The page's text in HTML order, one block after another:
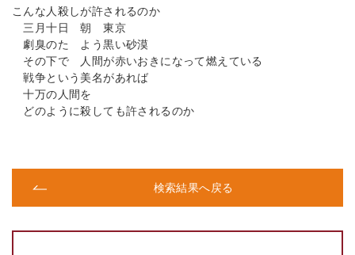
こんな人殺しが許されるのか
三月十日 朝 東京
劇臭のたゞよう黒い砂漠
その下で 人間が赤いおきになって燃えている
戦争という美名があれば
十万の人間を
どのように殺しても許されるのか
検索結果へ戻る